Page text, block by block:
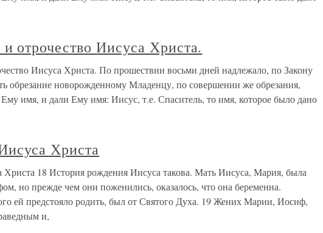
отрочество Иисуса Христа.
Иисуса Христа. По прошествии восьми дней надлежало, по Закону
обрезание новорожденному Младенцу, по совершении же обрезания,
имя, и дали Ему имя: Иисус, т.е. Спаситель, то имя, которое было дано
Христа
18 История рождения Иисуса такова. Мать Иисуса, Мария, была
но прежде чем они поженились, оказалось, что она беременна.
ей предстояло родить, был от Святого Духа. 19 Жених Марии, Иосиф,
и,